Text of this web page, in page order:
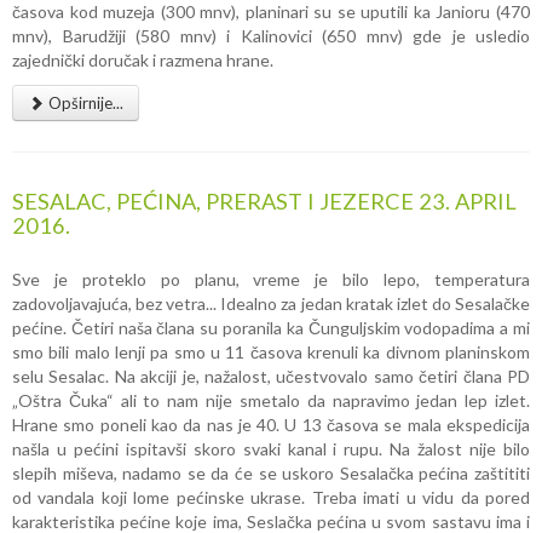
časova kod muzeja (300 mnv), planinari su se uputili ka Janioru (470
mnv), Barudžiji (580 mnv) i Kalinovici (650 mnv) gde je usledio
zajednički doručak i razmena hrane.
Opširnije...
SESALAC, PEĆINA, PRERAST I JEZERCE 23. APRIL
2016.
Sve je proteklo po planu, vreme je bilo lepo, temperatura
zadovoljavajuća, bez vetra... Idealno za jedan kratak izlet do Sesalačke
pećine. Četiri naša člana su poranila ka Čunguljskim vodopadima a mi
smo bili malo lenji pa smo u 11 časova krenuli ka divnom planinskom
selu Sesalac. Na akciji je, nažalost, učestvovalo samo četiri člana PD
„Oštra Čuka“ ali to nam nije smetalo da napravimo jedan lep izlet.
Hrane smo poneli kao da nas je 40. U 13 časova se mala ekspedicija
našla u pećini ispitavši skoro svaki kanal i rupu. Na žalost nije bilo
slepih miševa, nadamo se da će se uskoro Sesalačka pećina zaštititi
od vandala koji lome pećinske ukrase. Treba imati u vidu da pored
karakteristika pećine koje ima, Seslačka pećina u svom sastavu ima i